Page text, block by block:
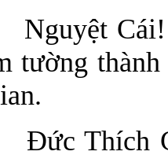
Nguyệt
tường
Đức Thích